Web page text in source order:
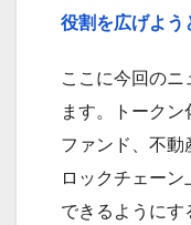
役割を広げよう
ここに今回のニ
ます。トーク
ファンド、不動
ロックチェーン
できるようにす